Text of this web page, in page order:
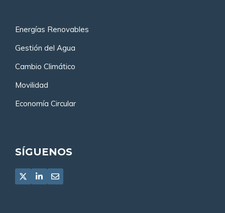
Energías Renovables
Gestión del Agua
Cambio Climático
Movilidad
Economía Circular
SÍGUENOS